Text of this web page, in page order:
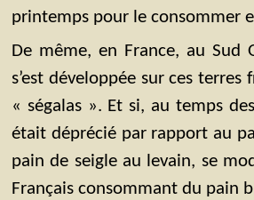
printemps pour le consommer
De même, en France, au Sud
s’est développée sur ces
« ségalas ». Et si, au temps
était déprécié par rapport au
pain de seigle au levain, se
Français consommant du pain